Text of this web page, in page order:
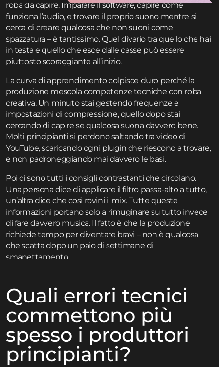
roba da capire. Imparare il software, capire come
funziona l’audio, e trovare il proprio suono mentre si
cerca di creare qualcosa che non suoni come
spazzatura – è tantissimo. Quel divario tra quello che hai
in testa e quello che esce dalle casse può essere
piuttosto scoraggiante all’inizio.
La curva di apprendimento colpisce duro perché la
produzione mescola competenze tecniche con roba
creativa. Un minuto stai gestendo frequenze e
impostazioni di compressione, quello dopo stai
cercando di capire se qualcosa suona davvero bene.
Molti principianti si perdono saltando tra video di
YouTube, scaricando ogni plugin che riescono a trovare,
e non padroneggiando mai davvero le basi.
Poi ci sono tutti i consigli contrastanti che circolano.
Una persona dice di applicare il filtro passa-alto a tutto,
un’altra dice che così rovini il mix. Tutte queste
informazioni portano solo a rimuginare su tutto invece
di fare davvero musica. Il fatto è che la produzione
richiede tempo per diventare bravi – non è qualcosa
che scatta dopo un paio di settimane di
smanettamento.
Quali errori tecnici
commettono più
spesso i produttori
principianti?